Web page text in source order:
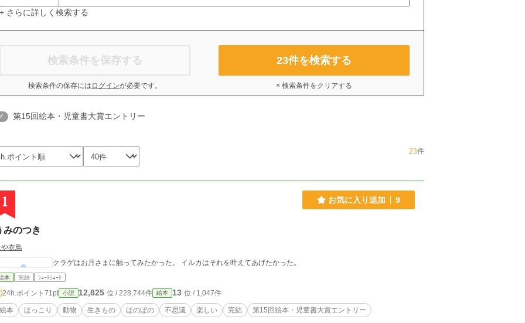
+ さらに詳しく検索する
検索条件を保存する
検索条件の保存には ログインが必要です。
23件を検索する
× 検索条件をクリアする
第15回絵本・児童書大賞エントリー
23件
1 お気に入り追加 9
みのつき
衣鳥
クラゲはお月さまに触ってみたかった。 イルカはそれを叶えてあげたかった。
本 完結 ｼｮｰﾄｼｮｰﾄ
24h.ポイント 71pt 小説 12,825 位 / 228,744件 絵本 13 位 / 1,047件
絵本 ほっこり 動物 生きもの ほのぼの 不思議 楽しい 完結 第15回絵本・児童書大賞エントリー